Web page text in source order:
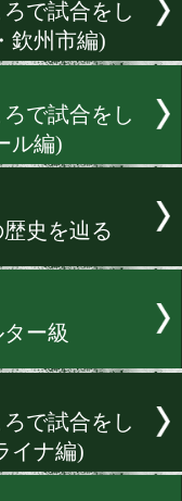
ト!井上尚弥
ところで試合
ピン・マー
ところで試合
国・欽州市
ところで試合
ポール編)